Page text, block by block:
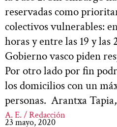
reservadas como
colectivos vulnerables:
horas y entre las 19 y las
Gobierno vasco piden
Por otro lado por fin
los domicilios con un
personas. Arantxa
A. E. / Redacción
23 mayo, 2020